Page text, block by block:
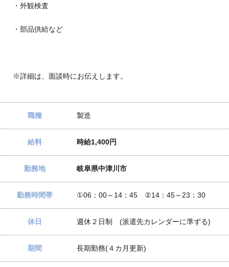
・外観検査
・部品供給など
※詳細は、面談時にお伝えします。
職種 製造
給料 時給1,400円
勤務地 岐阜県中津川市
勤務時間帯 ①06：00～14：45 ②14：45～23：30
休日 週休２日制 (派遣先カレンダーに準ずる)
期間 長期勤務(４カ月更新)